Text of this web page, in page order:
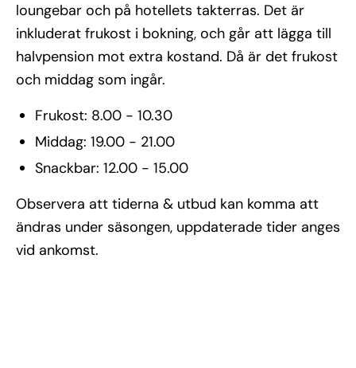
loungebar och på hotellets takterras. Det är
inkluderat frukost i bokning, och går att lägga till
halvpension mot extra kostand. Då är det frukost
och middag som ingår.
Frukost: 8.00 - 10.30
Middag: 19.00 - 21.00
Snackbar: 12.00 - 15.00
Observera att tiderna & utbud kan komma att
ändras under säsongen, uppdaterade tider anges
vid ankomst.